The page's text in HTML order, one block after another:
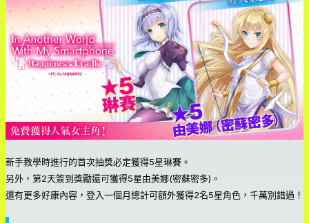
新手教學時進行的首次抽獎必定獲得5星琳賽。
另外，第2天簽到獎勵還可獲得5星由美娜(密蘇密多)。
還有更多好康內容，登入一個月總計可額外獲得2名5星角色，千萬別錯過！